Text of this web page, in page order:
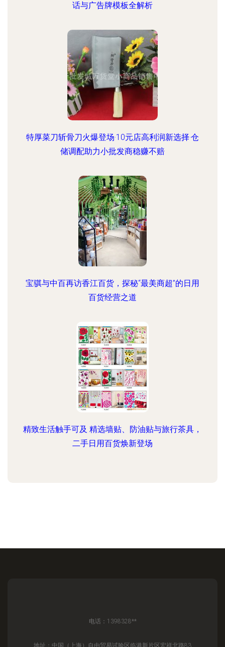
话与广告牌模板全解析
特厚菜刀斩骨刀火爆登场·10元店高利润新选择·仓
储调配助力小批发商稳赚不赔
宝骐与中百再访香江百货，探秘“最美商超”的日用
百货经营之道
精致生活触手可及 精选墙贴、防油贴与旅行茶具，
二手日用百货焕新登场
电话：1398328**
地址：中国（上海）自由贸易试验区临港新片区宏祥北路83